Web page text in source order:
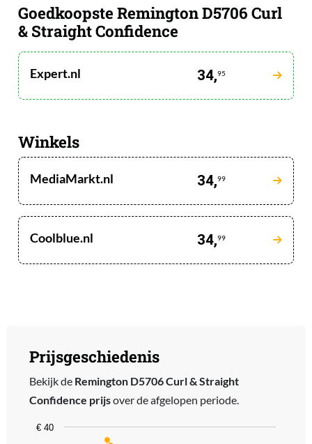
Goedkoopste Remington D5706 Curl
& Straight Confidence
Expert.nl 34,95
Winkels
MediaMarkt.nl 34,99
Coolblue.nl 34,99
Prijsgeschiedenis
Bekijk de Remington D5706 Curl & Straight
Confidence prijsover de afgelopen periode.
Chart
€ 40